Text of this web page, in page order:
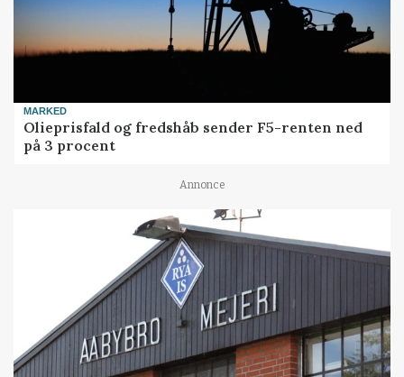
MARKED
Olieprisfald og fredshåb sender F5-renten ned
på 3 procent
Annonce